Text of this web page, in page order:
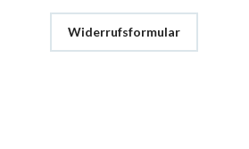
Widerrufsformular